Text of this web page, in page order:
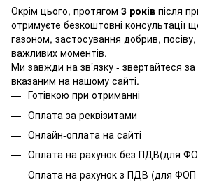
Окрім цього, протягом 3 років після
отримуєте безкоштовні консультації
газоном, застосування добрив,
важливих моментів.
Ми завжди на зв’язку - звертайтеся
вказаним на нашому сайті.
Готівкою при отриманні
Оплата за реквізитами
Онлайн-оплата на сайті
Оплата на рахунок без ПДВ(для
Оплата на рахунок з ПДВ (для ФОП